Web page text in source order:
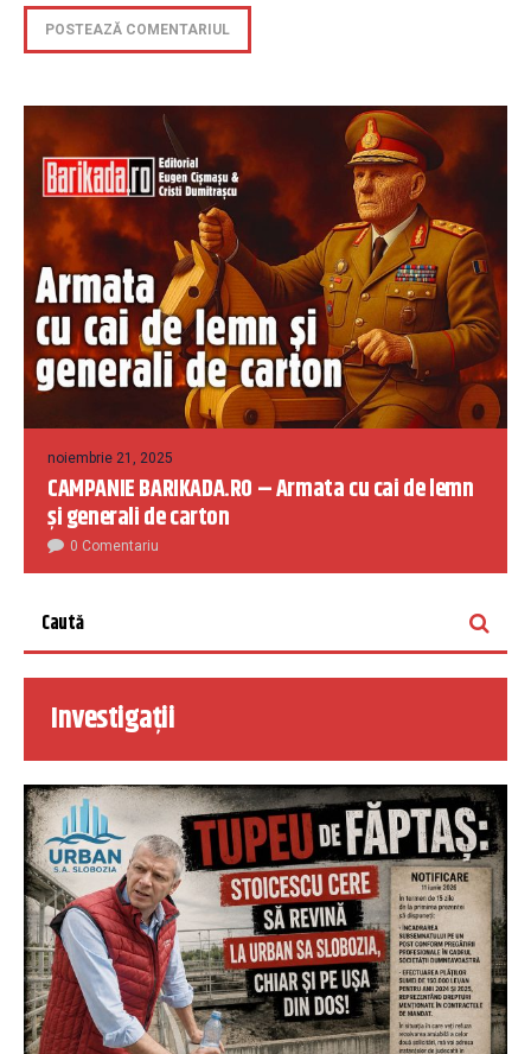
noiembrie 21, 2025
CAMPANIE BARIKADA.RO – Armata cu cai de lemn
și generali de carton
0 Comentariu
Investigații